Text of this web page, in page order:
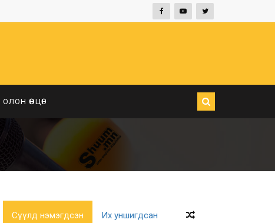
ОЛОН ӨНЦӨГ
Сүүлд нэмэгдсэн Их уншигдсан